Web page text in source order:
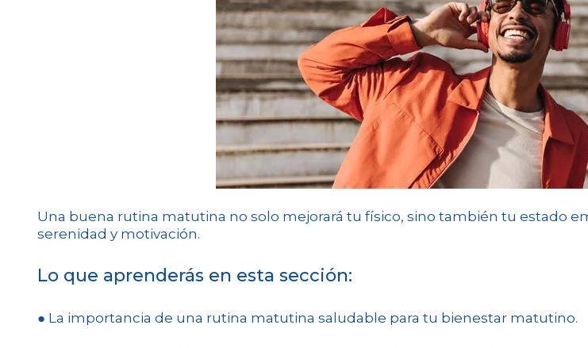
Una buena rutina matutina no solo mejorará tu físico, sino también tu estado
serenidad y motivación.
Lo que aprenderás en esta sección:
● La importancia de una rutina matutina saludable para tu bienestar matutino.